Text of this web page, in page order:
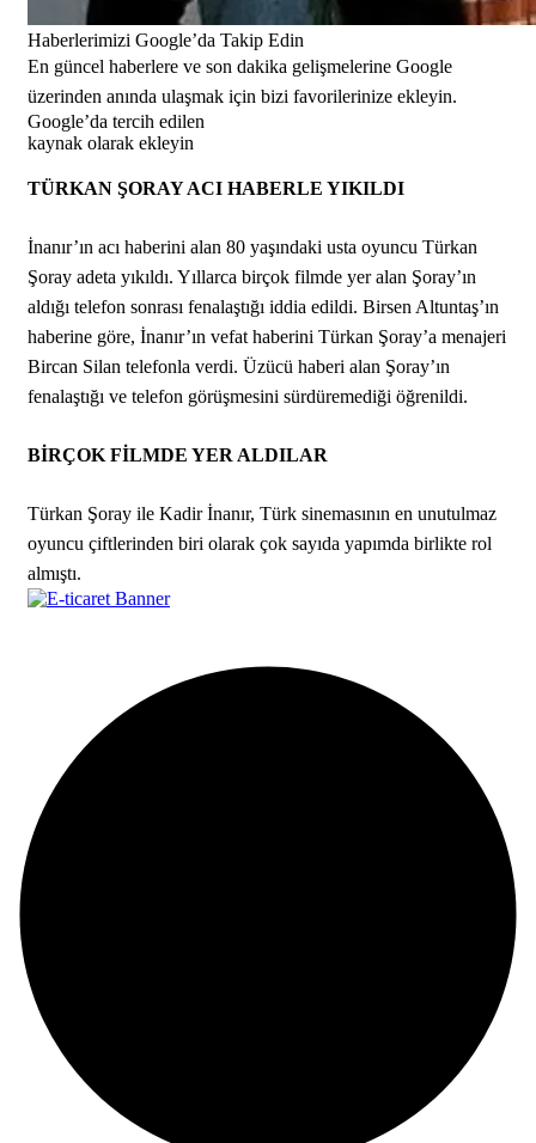
Haberlerimizi Google’da Takip Edin
En güncel haberlere ve son dakika gelişmelerine Google
üzerinden anında ulaşmak için bizi favorilerinize ekleyin.
Google’da tercih edilen
kaynak olarak ekleyin
TÜRKAN ŞORAY ACI HABERLE YIKILDI
İnanır’ın acı haberini alan 80 yaşındaki usta oyuncu Türkan
Şoray adeta yıkıldı. Yıllarca birçok filmde yer alan Şoray’ın
aldığı telefon sonrası fenalaştığı iddia edildi. Birsen Altuntaş’ın
haberine göre, İnanır’ın vefat haberini Türkan Şoray’a menajeri
Bircan Silan telefonla verdi. Üzücü haberi alan Şoray’ın
fenalaştığı ve telefon görüşmesini sürdüremediği öğrenildi.
BİRÇOK FİLMDE YER ALDILAR
Türkan Şoray ile Kadir İnanır, Türk sinemasının en unutulmaz
oyuncu çiftlerinden biri olarak çok sayıda yapımda birlikte rol
almıştı.